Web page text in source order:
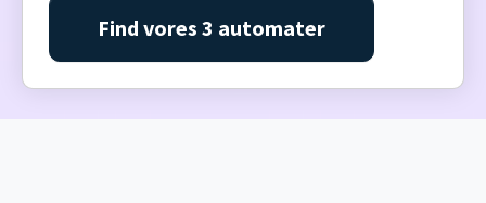
Find vores 3 automater